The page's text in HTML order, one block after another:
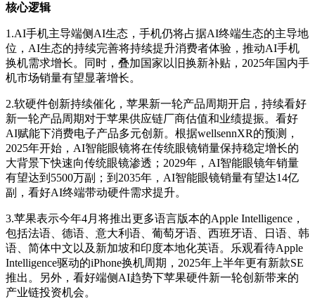
核心逻辑
1.AI手机主导端侧AI生态，手机仍将占据AI终端生态的主导地
位，AI生态的持续完善将持续提升消费者体验，推动AI手机
换机需求增长。同时，叠加国家以旧换新补贴，2025年国内手
机市场销量有望显著增长。
2.软硬件创新持续催化，苹果新一轮产品周期开启，持续看好
新一轮产品周期对于苹果供应链厂商估值和业绩提振。看好
AI赋能下消费电子产品多元创新。根据wellsennXR的预测，
2025年开始，AI智能眼镜将在传统眼镜销量保持稳定增长的
大背景下快速向传统眼镜渗透；2029年，AI智能眼镜年销量
有望达到5500万副；到2035年，AI智能眼镜销量有望达14亿
副，看好AI终端带动硬件需求提升。
3.苹果表示今年4月将推出更多语言版本的Apple Intelligence，
包括法语、德语、意大利语、葡萄牙语、西班牙语、日语、韩
语、简体中文以及新加坡和印度本地化英语。乐观看待Apple
Intelligence驱动的iPhone换机周期，2025年上半年更有新款SE
推出。另外，看好端侧AI趋势下苹果硬件新一轮创新带来的
产业链投资机会。